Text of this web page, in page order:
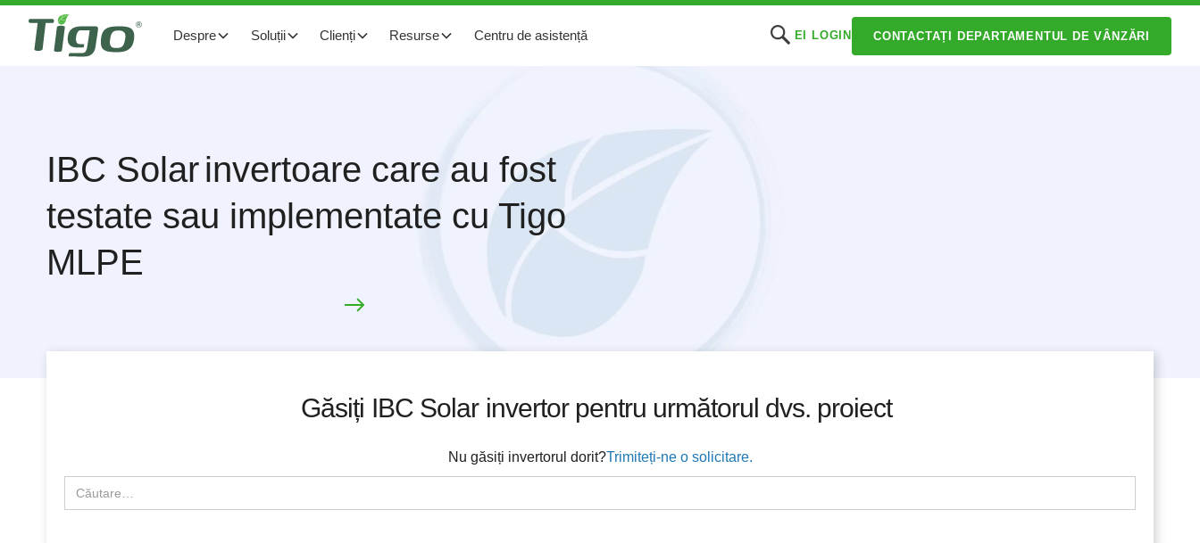
Despre Soluții Clienți Resurse Centru de asistență EI LOGIN CONTACTAȚI DEPARTAMENTUL DE VÂNZĂRI
IBC Solarinvertoare care au fost
testate sau implementate cu Tigo
MLPE
Găsiți IBC Solar invertor pentru următorul dvs. proiect
Nu găsiți invertorul dorit?Trimiteți-ne o solicitare.